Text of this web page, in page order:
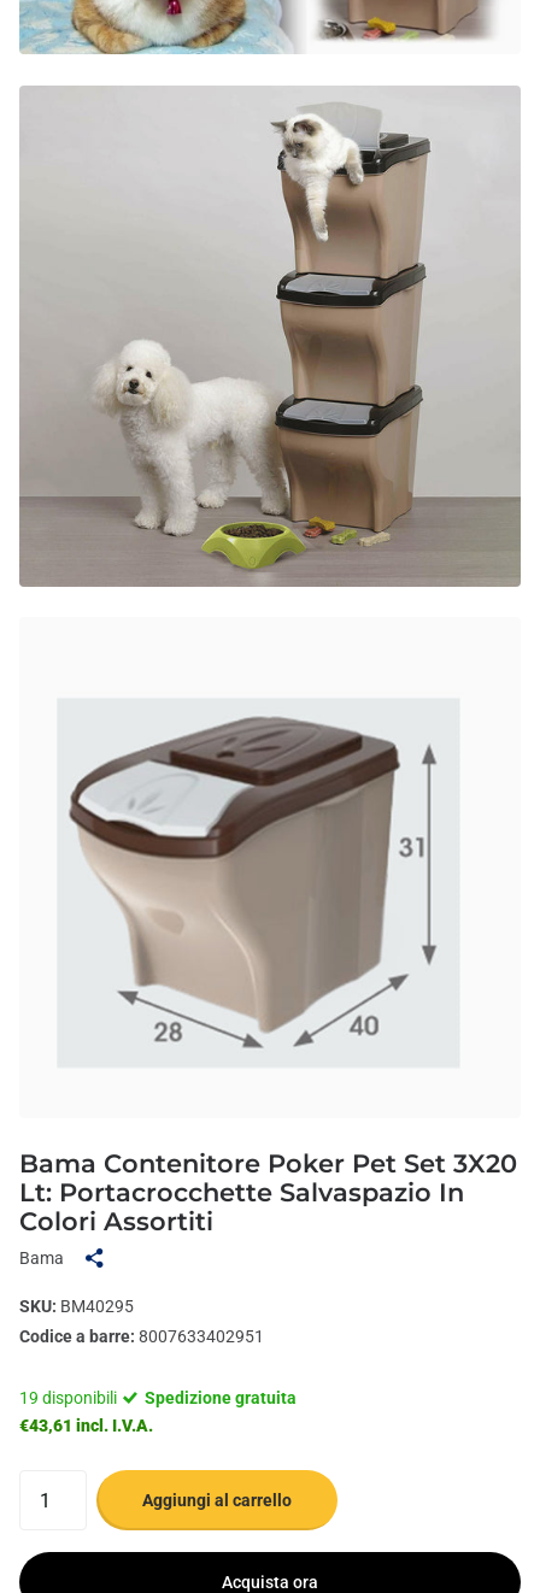
Bama Contenitore Poker Pet Set 3X20
Lt: Portacrocchette Salvaspazio In
Colori Assortiti
Bama
SKU: BM40295
Codice a barre: 8007633402951
19 disponibili
Spedizione gratuita
€43,61 incl. I.V.A.
Aggiungi al carrello
Acquista ora